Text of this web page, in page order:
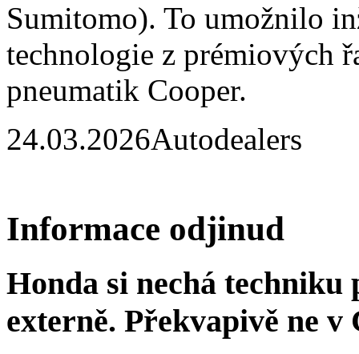
Sumitomo). To umožnilo
technologie z prémiových
pneumatik Cooper.
24.03.2026Autodealers
Informace odjinud
Honda si nechá
externě. Překvapivě ne v